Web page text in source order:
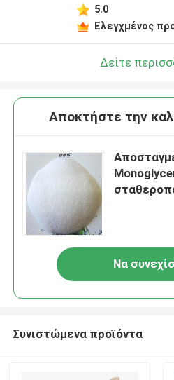
5.0
Ελεγχμένος
Δείτε
Αποκτήστε την
Να
Συνιστώμενα προϊόντα